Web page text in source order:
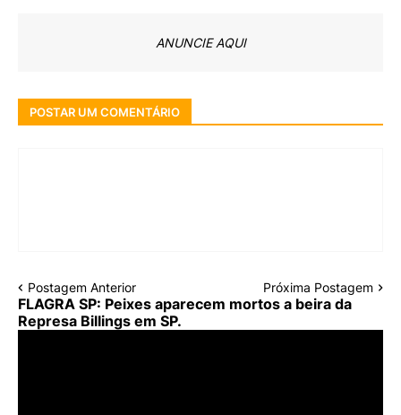
ANUNCIE AQUI
POSTAR UM COMENTÁRIO
Postagem Anterior Próxima Postagem
FLAGRA SP: Peixes aparecem mortos a beira da
Represa Billings em SP.